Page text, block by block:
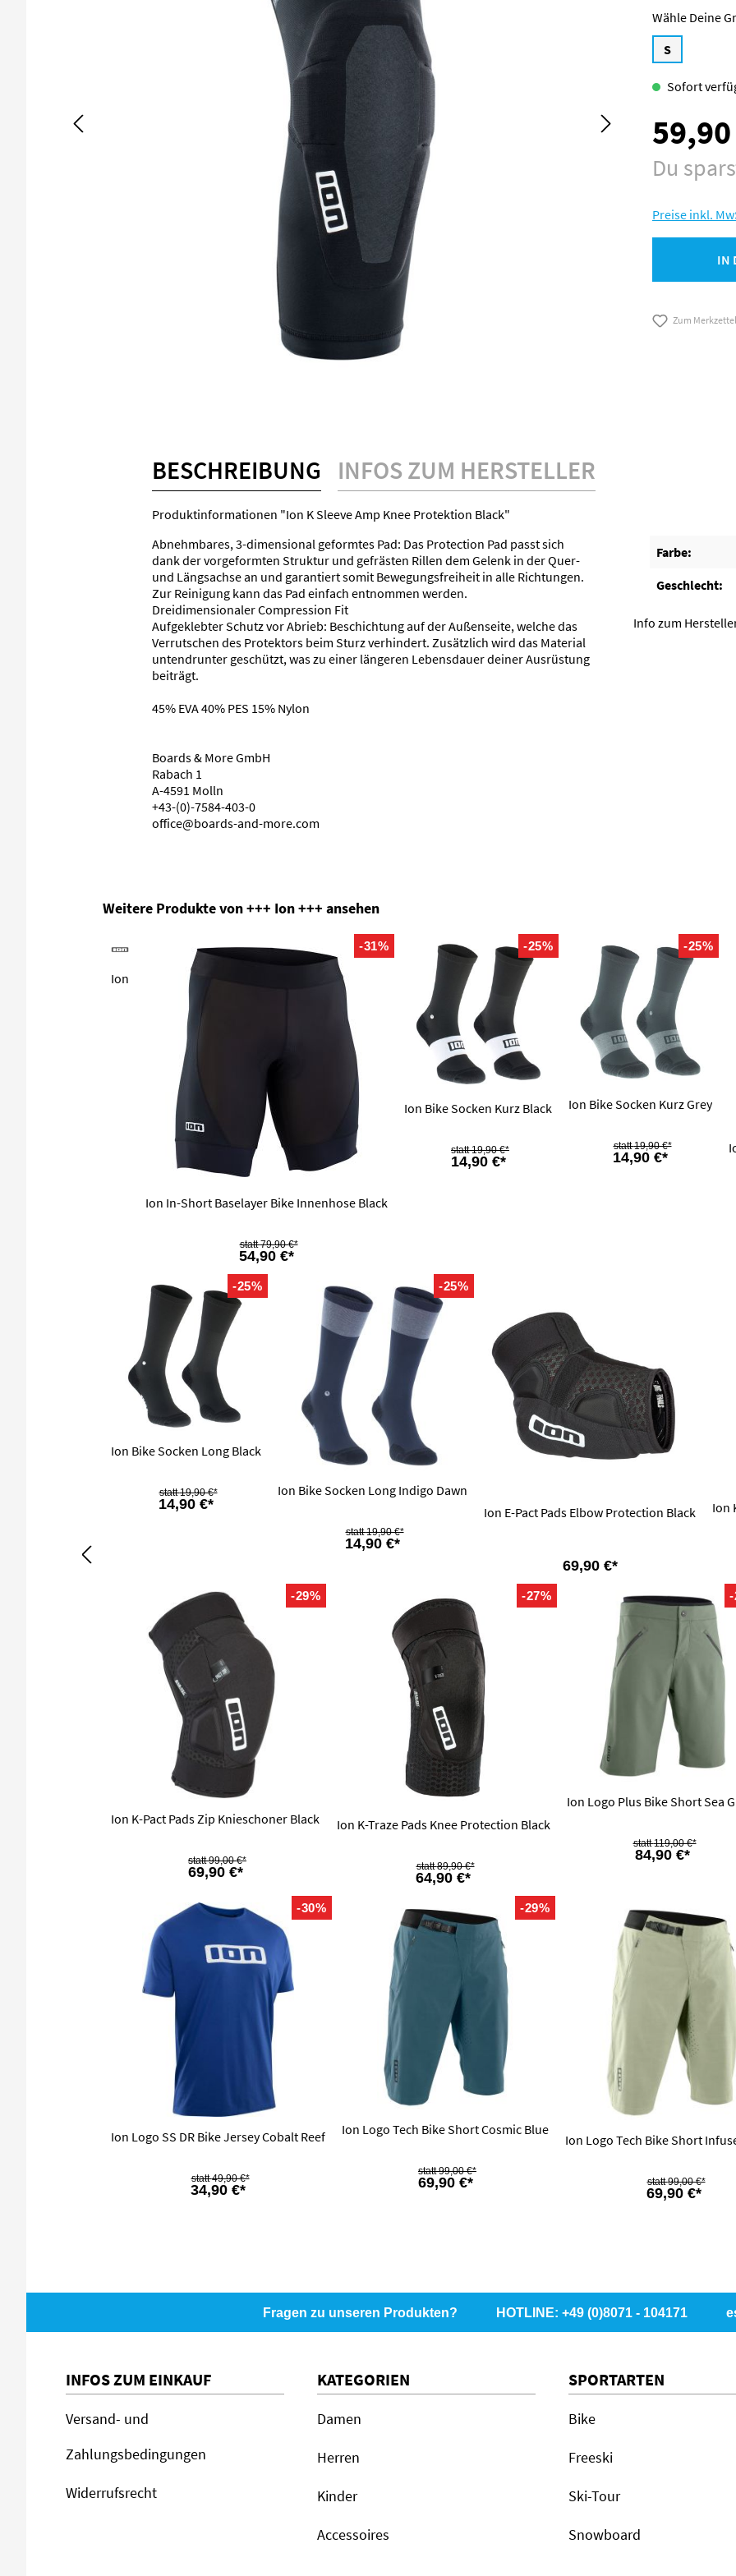
S
Sofort
Verkaufspreis:
Du
Preise inkl.
IN
Zum
BESCHREIBUNG INFOS ZUM HERSTELLER
Produktinformationen "Ion K Sleeve Amp Knee Protektion Black"
Abnehmbares, 3-dimensional geformtes Pad: Das Protection Pad passt sich
dank der vorgeformten Struktur und gefrästen Rillen dem Gelenk in der Quer-
und Längsachse an und garantiert somit Bewegungsfreiheit in alle Richtungen.
Zur Reinigung kann das Pad einfach entnommen werden.
Dreidimensionaler Compression Fit
Aufgeklebter Schutz vor Abrieb: Beschichtung auf der Außenseite, welche das
Verrutschen des Protektors beim Sturz verhindert. Zusätzlich wird das Material
untendrunter geschützt, was zu einer längeren Lebensdauer deiner Ausrüstung
beiträgt.
45% EVA 40% PES 15% Nylon
Farbe:
Geschlecht:
Info zum
Boards & More GmbH
Rabach 1
A-4591 Molln
+43-(0)-7584-403-0
office@boards-and-more.com
Produktgalerie überspringen
Weitere Produkte von +++ Ion +++ ansehen
Ion
-31%
Ion In-Short Baselayer Bike Innenhose Black
54,90 €*
79,90 €*
-25%
Ion Bike Socken Kurz Black
14,90 €*
19,90 €*
-25%
Ion Bike Socken Kurz Grey
14,90 €*
19,90 €*
-25%
Ion Bike Socken Long Black
14,90 €*
19,90 €*
-25%
Ion Bike Socken Long Indigo Dawn
14,90 €*
19,90 €*
Ion E-Pact Pads Elbow Protection Black
69,90 €*
Ion
-29%
Ion K-Pact Pads Zip Knieschoner Black
69,90 €*
99,00 €*
-27%
Ion K-Traze Pads Knee Protection Black
64,90 €*
89,90 €*
-
Ion Logo Plus Bike Short Sea
84,90 €*
119,00 €*
-30%
Ion Logo SS DR Bike Jersey Cobalt Reef
34,90 €*
49,90 €*
-29%
Ion Logo Tech Bike Short Cosmic Blue
69,90 €*
99,00 €*
Ion Logo Tech Bike Short
69,90 €*
99,00 €*
Fragen zu unseren Produkten? HOTLINE: +49 (0)8071 - 104171
INFOS ZUM EINKAUF
Versand- und
Zahlungsbedingungen
Widerrufsrecht
KATEGORIEN
Damen
Herren
Kinder
Accessoires
SPORTARTEN
Bike
Freeski
Ski-Tour
Snowboard